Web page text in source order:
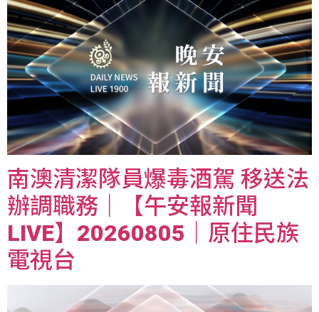
南澳清潔隊員爆毒酒駕 移送法
辦調職務｜【午安報新聞
LIVE】20260805｜原住民族
電視台